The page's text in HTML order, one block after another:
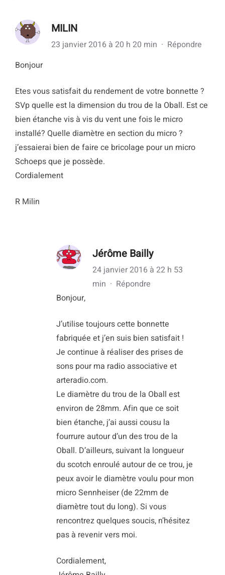
MILIN
23 janvier 2016 à 20 h 20 min · Répondre
Bonjour
Etes vous satisfait du rendement de votre bonnette ?
SVp quelle est la dimension du trou de la Oball. Est ce
bien étanche vis à vis du vent une fois le micro
installé? Quelle diamètre en section du micro ?
j’essaierai bien de faire ce bricolage pour un micro
Schoeps que je possède.
Cordialement
R Milin
Jérôme Bailly
24 janvier 2016 à 22 h 53
min · Répondre
Bonjour,
J’utilise toujours cette bonnette
fabriquée et j’en suis bien satisfait !
Je continue à réaliser des prises de
sons pour ma radio associative et
arteradio.com.
Le diamètre du trou de la Oball est
environ de 28mm. Afin que ce soit
bien étanche, j’ai aussi cousu la
fourrure autour d’un des trou de la
Oball. D’ailleurs, suivant la longueur
du scotch enroulé autour de ce trou, je
peux avoir le diamètre voulu pour mon
micro Sennheiser (de 22mm de
diamètre tout du long). Si vous
rencontrez quelques soucis, n’hésitez
pas à revenir vers moi.
Cordialement,